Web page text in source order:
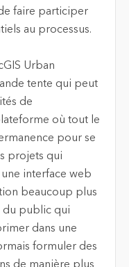
faire participer
au processus.
Urban
tente qui peut
de
où tout le
pour se
projets qui
interface web
beaucoup plus
du public qui
dans une
formuler des